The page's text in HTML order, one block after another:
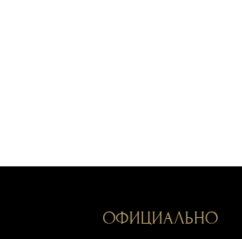
ОФИЦИАЛЬНО